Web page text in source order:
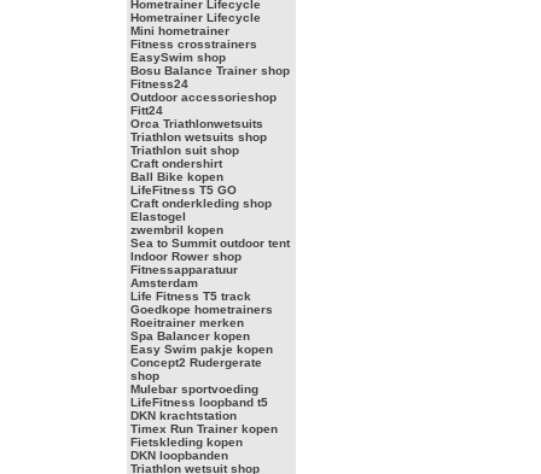
Hometrainer Lifecycle
Hometrainer Lifecycle
Mini hometrainer
Fitness crosstrainers
EasySwim shop
Bosu Balance Trainer shop
Fitness24
Outdoor accessorieshop
Fitt24
Orca Triathlonwetsuits
Triathlon wetsuits shop
Triathlon suit shop
Craft ondershirt
Ball Bike kopen
LifeFitness T5 GO
Craft onderkleding shop
Elastogel
zwembril kopen
Sea to Summit outdoor tent
Indoor Rower shop
Fitnessapparatuur
Amsterdam
Life Fitness T5 track
Goedkope hometrainers
Roeitrainer merken
Spa Balancer kopen
Easy Swim pakje kopen
Concept2 Rudergerate
shop
Mulebar sportvoeding
LifeFitness loopband t5
DKN krachtstation
Timex Run Trainer kopen
Fietskleding kopen
DKN loopbanden
Triathlon wetsuit shop